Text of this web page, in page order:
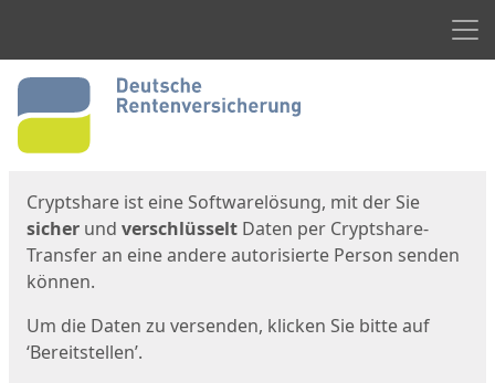
Start
Cryptshare ist eine Softwarelösung, mit der Sie
sicher und verschlüsselt Daten per Cryptshare-
Transfer an eine andere autorisierte Person senden
können.
Um die Daten zu versenden, klicken Sie bitte auf
‘Bereitstellen’.